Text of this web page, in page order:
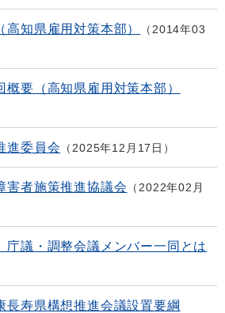
知県雇用対策本部）
2014年03
要（高知県雇用対策本部）
進委員会 2025年12月17日
害者施策推進協議会
2022年02月
庁議・調整会議メンバー一同とは
長寿県構想推進会議設置要綱